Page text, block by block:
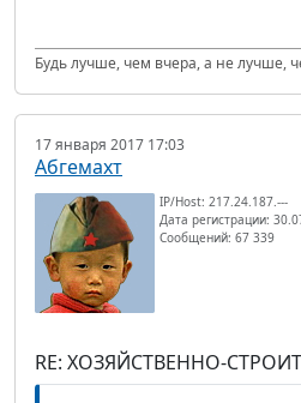
Будь лучше, чем вчера, а не лучше,
17 января 2017 17:03
Абгемахт
IP/Host: 217.24.187.---
Дата регистрации:
Сообщений: 67 339
RE: ХОЗЯЙСТВЕННО-